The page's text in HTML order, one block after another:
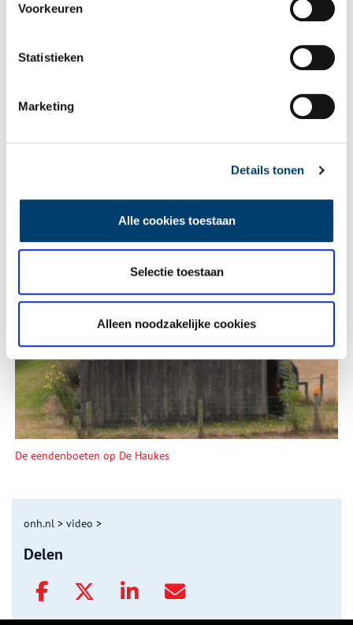
Voorkeuren
Statistieken
Marketing
Details tonen
Alle cookies toestaan
Selectie toestaan
Alleen noodzakelijke cookies
Tien verdwenen pretparken
De eendenboeten op De Haukes
onh.nl > video >
Delen